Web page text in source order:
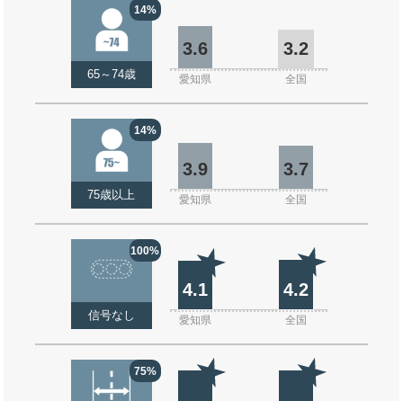
14%
65～74歳
3.6 3.2
愛知県 全国
14%
75歳以上
3.9 3.7
愛知県 全国
100%
信号なし
4.1 4.2
愛知県 全国
75%